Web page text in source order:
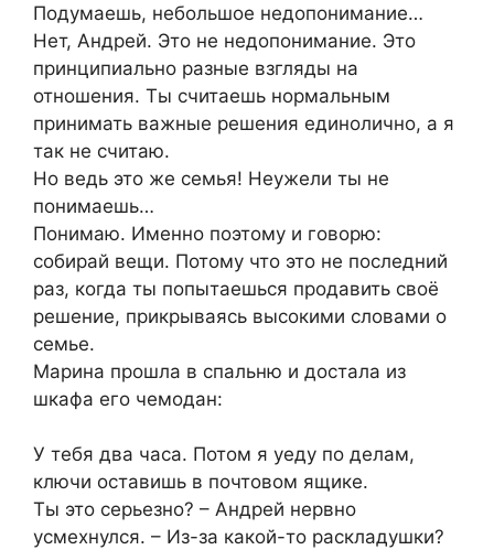
Подумаешь, небольшое недопонимание…
Нет, Андрей. Это не недопонимание. Это
принципиально разные взгляды на
отношения. Ты считаешь нормальным
принимать важные решения единолично, а я
так не считаю.
Но ведь это же семья! Неужели ты не
понимаешь…
Понимаю. Именно поэтому и говорю:
собирай вещи. Потому что это не последний
раз, когда ты попытаешься продавить своё
решение, прикрываясь высокими словами о
семье.
Марина прошла в спальню и достала из
шкафа его чемодан:
У тебя два часа. Потом я уеду по делам,
ключи оставишь в почтовом ящике.
Ты это серьезно? – Андрей нервно
усмехнулся. – Из-за какой-то раскладушки?